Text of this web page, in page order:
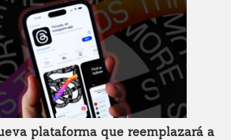
plataforma que reemplazará a